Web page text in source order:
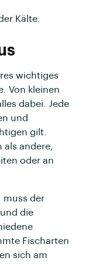
Kälte.
wichtiges
Von kleinen
dabei. Jede
und
gilt.
als andere,
oder an
muss der
die
Fischarten
sich am